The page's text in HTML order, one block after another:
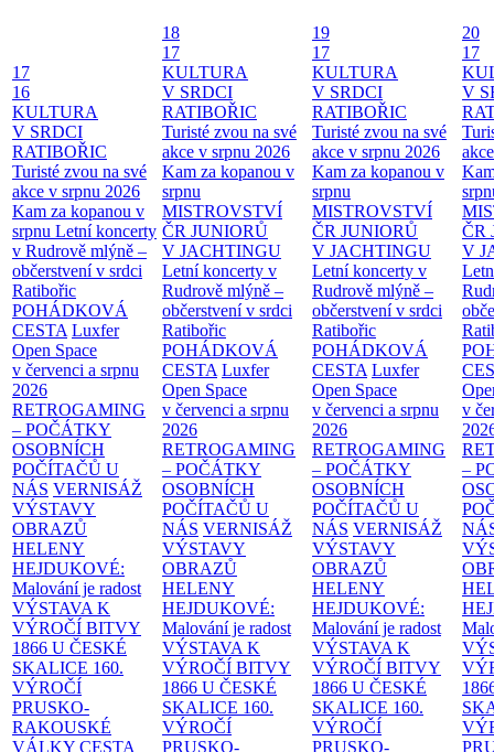
17
16
KULTURA
V SRDCI
RATIBOŘIC
Turisté zvou na své
akce v srpnu 2026
Kam za kopanou v
srpnu Letní koncerty
v Rudrově mlýně –
občerstvení v srdci
Ratibořic
POHÁDKOVÁ
CESTA Luxfer
Open Space
v červenci a srpnu
2026
RETROGAMING
– POČÁTKY
OSOBNÍCH
POČÍTAČŮ U
NÁS VERNISÁŽ
VÝSTAVY
OBRAZŮ
HELENY
HEJDUKOVÉ:
Malování je radost
VÝSTAVA K
VÝROČÍ BITVY
1866 U ČESKÉ
SKALICE 160.
VÝROČÍ
PRUSKO-
RAKOUSKÉ
VÁLKY CESTA
18
17
KULTURA
V SRDCI
RATIBOŘIC
Turisté zvou na své
akce v srpnu 2026
Kam za kopanou v
srpnu
MISTROVSTVÍ
ČR JUNIORŮ
V JACHTINGU
Letní koncerty v
Rudrově mlýně –
občerstvení v srdci
Ratibořic
POHÁDKOVÁ
CESTA Luxfer
Open Space
v červenci a srpnu
2026
RETROGAMING
– POČÁTKY
OSOBNÍCH
POČÍTAČŮ U
NÁS VERNISÁŽ
VÝSTAVY
OBRAZŮ
HELENY
HEJDUKOVÉ:
Malování je radost
VÝSTAVA K
VÝROČÍ BITVY
1866 U ČESKÉ
SKALICE 160.
VÝROČÍ
PRUSKO-
19
17
KULTURA
V SRDCI
RATIBOŘIC
Turisté zvou na své
akce v srpnu 2026
Kam za kopanou v
srpnu
MISTROVSTVÍ
ČR JUNIORŮ
V JACHTINGU
Letní koncerty v
Rudrově mlýně –
občerstvení v srdci
Ratibořic
POHÁDKOVÁ
CESTA Luxfer
Open Space
v červenci a srpnu
2026
RETROGAMING
– POČÁTKY
OSOBNÍCH
POČÍTAČŮ U
NÁS VERNISÁŽ
VÝSTAVY
OBRAZŮ
HELENY
HEJDUKOVÉ:
Malování je radost
VÝSTAVA K
VÝROČÍ BITVY
1866 U ČESKÉ
SKALICE 160.
VÝROČÍ
PRUSKO-
20
17
V
ČR
V
v
–